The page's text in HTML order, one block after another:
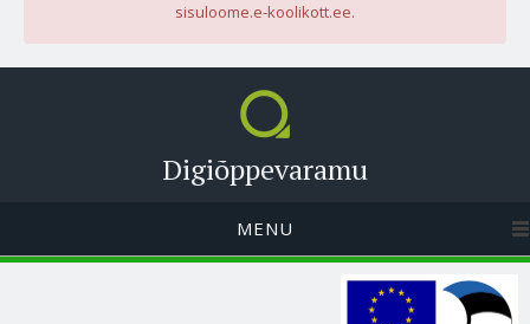
sisuloome.e-koolikott.ee.
Digiõppevaramu
MENU